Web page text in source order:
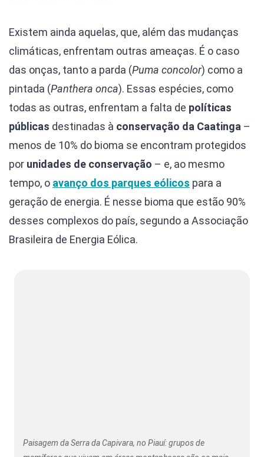
Existem ainda aquelas, que, além das mudanças
climáticas, enfrentam outras ameaças. É o caso
das onças, tanto a parda (Puma concolor) como a
pintada (Panthera onca). Essas espécies, como
todas as outras, enfrentam a falta de políticas
públicas destinadas à conservação da Caatinga –
menos de 10% do bioma se encontram protegidos
por unidades de conservação – e, ao mesmo
tempo, o avanço dos parques eólicos para a
geração de energia. É nesse bioma que estão 90%
desses complexos do país, segundo a Associação
Brasileira de Energia Eólica.
Paisagem da Serra da Capivara, no Piauí: grupos de